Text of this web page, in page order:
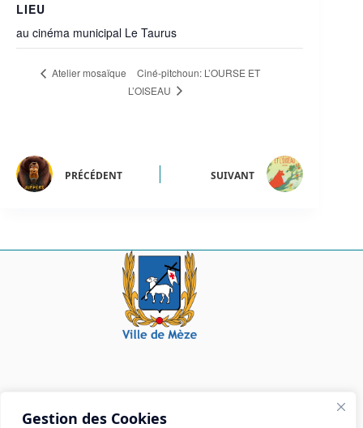
Gestion des Cookies
LIEU
au cinéma municipal Le Taurus
Atelier mosaïque
Ciné-pitchoun: L’OURSE ET
L’OISEAU
PRÉCÉDENT SUIVANT
Mairie de Mèze